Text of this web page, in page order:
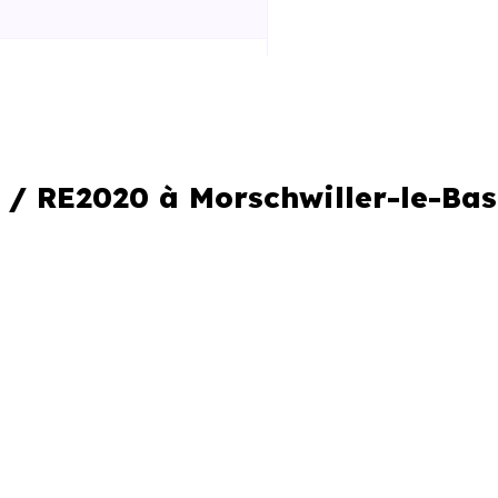
locale
un programme. C’est aussi
neufs ne se valent
de performance et de
/ RE2020 à Morschwiller-le-Bas